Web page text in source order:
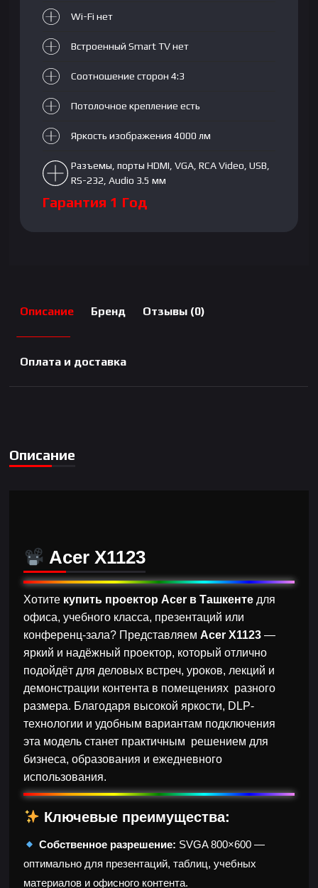
Wi-Fi нет
Встроенный Smart TV нет
Соотношение сторон 4:3
Потолочное крепление есть
Яркость изображения 4000 лм
Разъемы, порты HDMI, VGA, RCA Video, USB,
RS-232, Audio 3.5 мм
Гарантия 1 Год
Описание Бренд Отзывы (0)
Оплата и доставка
Описание
Acer X1123
Хотите купить проектор Acer в Ташкенте для
офиса, учебного класса, презентаций или
конференц-зала? Представляем Acer X1123 —
яркий и надёжный проектор, который отлично
подойдёт для деловых встреч, уроков, лекций и
демонстрации контента в помещениях разного
размера. Благодаря высокой яркости, DLP-
технологии и удобным вариантам подключения
эта модель станет практичным решением для
бизнеса, образования и ежедневного
использования.
Ключевые преимущества:
Собственное разрешение: SVGA 800×600 —
оптимально для презентаций, таблиц, учебных
материалов и офисного контента.